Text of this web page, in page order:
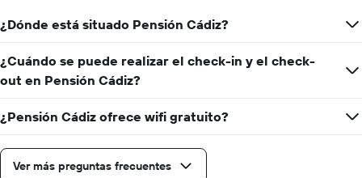
gráfico
muestra
1
eje
Y
que
indica
el
precio
medio
¿Dónde está situado Pensión Cádiz?
¿Cuándo se puede realizar el check-in y el check-
out en Pensión Cádiz?
¿Pensión Cádiz ofrece wifi gratuito?
Ver más preguntas frecuentes